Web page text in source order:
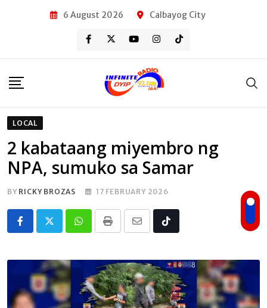
6 August 2026 Calbayog City
LOCAL
2 kabataang miyembro ng
NPA, sumuko sa Samar
BY RICKY BROZAS 17 FEBRUARY 2026
Whatsapp
Print
Share
Email
Tiktok